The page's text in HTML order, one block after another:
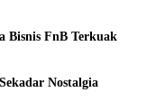
Bisnis FnB Terkuak
Nostalgia